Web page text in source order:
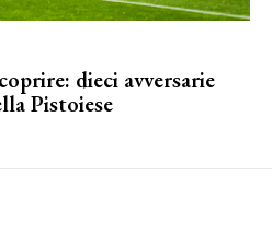
dieci avversarie
Pistoiese